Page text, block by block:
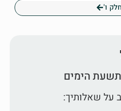
ו'
תשעת הימים
על שאלותיך: